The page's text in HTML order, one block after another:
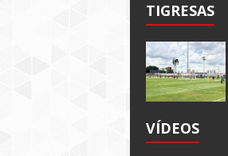
TIGRESAS
VÍDEOS